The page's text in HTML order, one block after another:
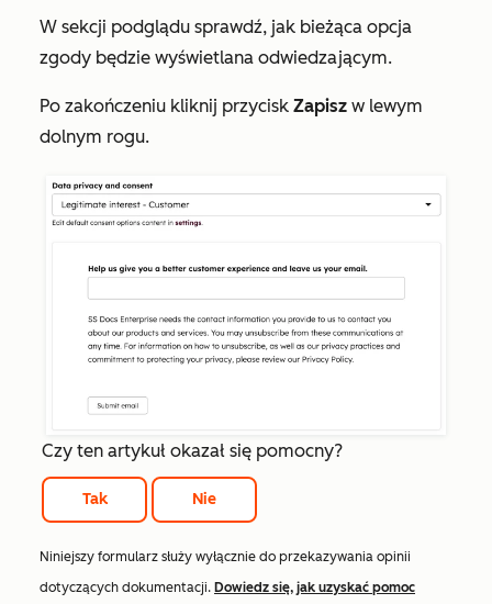
W sekcji podglądu sprawdź, jak bieżąca opcja
zgody będzie wyświetlana odwiedzającym.
Po zakończeniu kliknij przycisk Zapisz w lewym
dolnym rogu.
Czy ten artykuł okazał się pomocny?
Tak Nie
Niniejszy formularz służy wyłącznie do przekazywania opinii
dotyczących dokumentacji. Dowiedz się, jak uzyskać pomoc